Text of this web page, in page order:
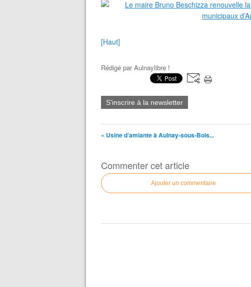
[Haut]
Rédigé parAulnaylibre !
S'inscrire à la newsletter
« Usine d’amiante à Aulnay-sous-Bois...
Commenter cet article
Ajouter un commentaire